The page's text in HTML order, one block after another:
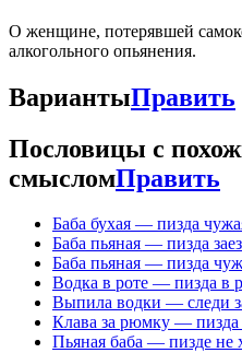
О женщине, потерявшей
алкогольного опьянения.
ВариантыПравить
Пословицы с
смысломПравить
Баба бухая — пизда
Баба пьяная — пизда
Баба пьяная — пизда
Водка в роте — пизда в
Выпила водки — следи
Клава за рюмку —
Пьяная баба — пизде не